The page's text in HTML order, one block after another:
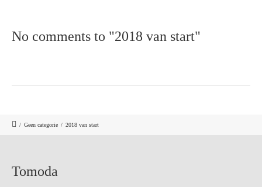
No comments to "2018 van start"
/ Geen categorie / 2018 van start
Tomoda